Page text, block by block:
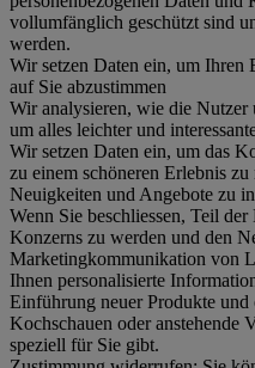
vollumfänglich geschützt sind
werden.
Wir setzen Daten ein, um Ihren
auf Sie abzustimmen
Wir analysieren, wie die Nutzer
um alles leichter und
Wir setzen Daten ein, um das
zu einem schöneren Erlebnis
Neuigkeiten und Angebote zu
Wenn Sie beschliessen, Teil
Konzerns zu werden und den
Marketingkommunikation von
Ihnen personalisierte
Einführung neuer Produkte
Kochschauen oder anstehende
speziell für Sie gibt.